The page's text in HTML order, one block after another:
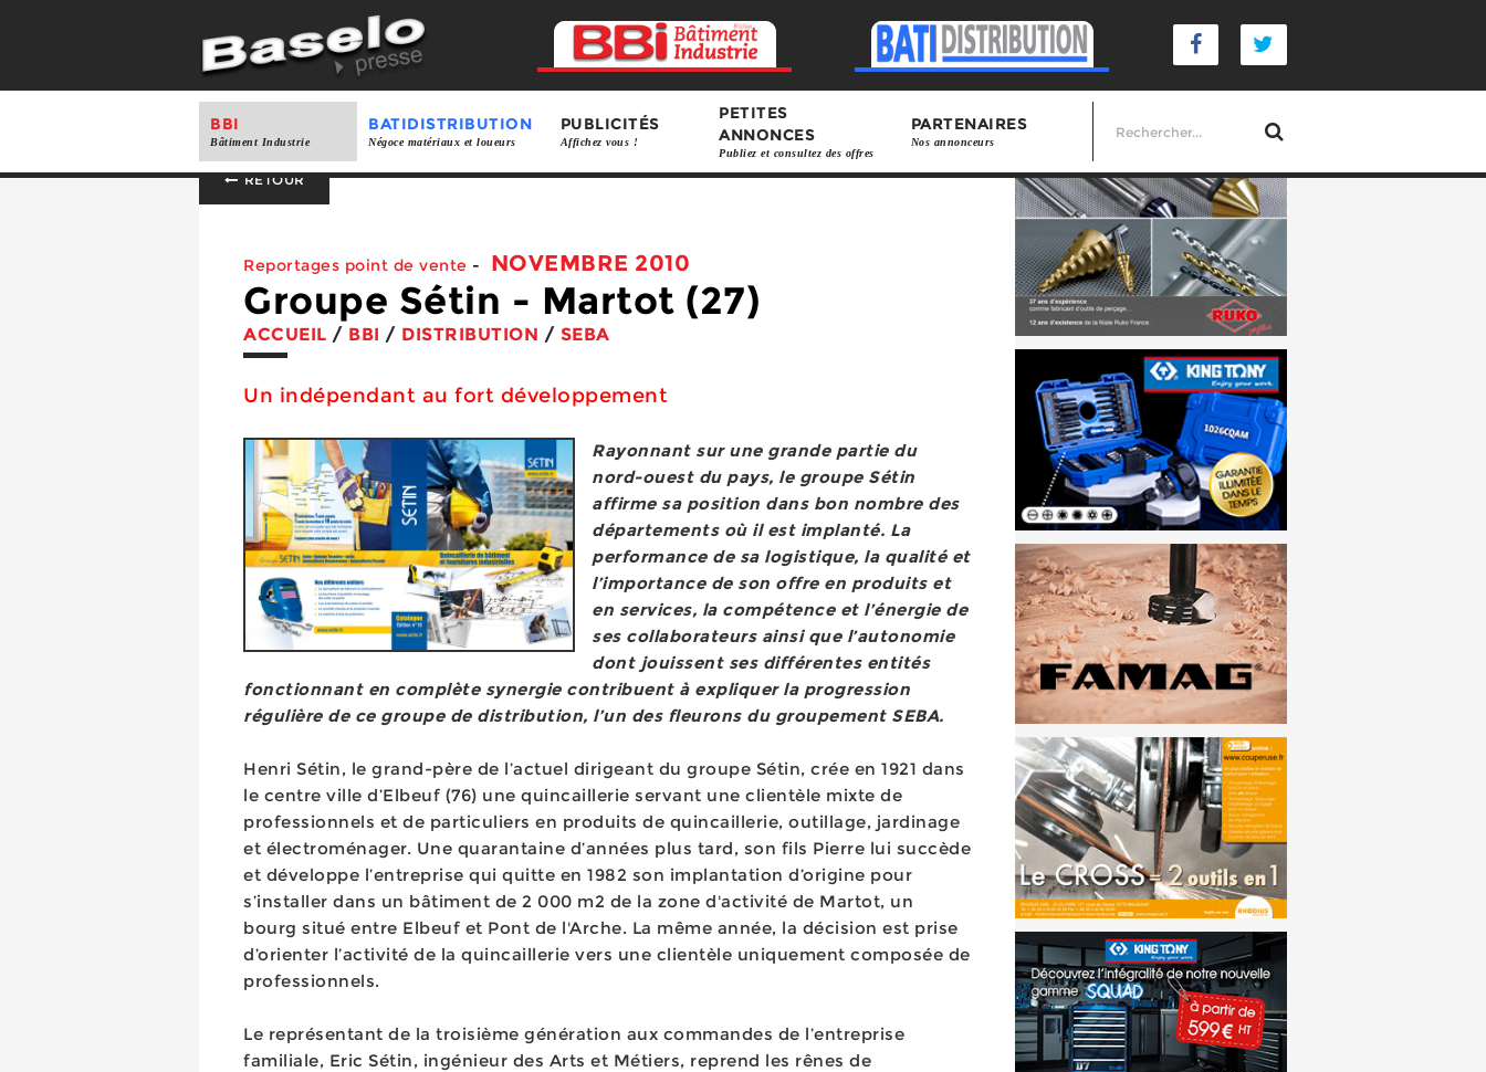
BBI
Bâtiment Industrie
BATIDISTRIBUTION
Négoce matériaux et loueurs
PUBLICITÉS
Affichez vous !
PETITES
ANNONCES
Publiez et consultez des offres
PARTENAIRES
Nos annonceurs
RETOUR
Reportages point de vente - NOVEMBRE 2010
Groupe Sétin - Martot (27)
ACCUEIL / BBI / DISTRIBUTION / SEBA
Un indépendant au fort développement
Rayonnant sur une grande partie du
nord-ouest du pays, le groupe Sétin
affirme sa position dans bon nombre des
départements où il est implanté. La
performance de sa logistique, la qualité et
l’importance de son offre en produits et
en services, la compétence et l’énergie de
ses collaborateurs ainsi que l’autonomie
dont jouissent ses différentes entités
fonctionnant en complète synergie contribuent à expliquer la progression
régulière de ce groupe de distribution, l’un des fleurons du groupement SEBA.
Henri Sétin, le grand-père de l’actuel dirigeant du groupe Sétin, crée en 1921 dans
le centre ville d’Elbeuf (76) une quincaillerie servant une clientèle mixte de
professionnels et de particuliers en produits de quincaillerie, outillage, jardinage
et électroménager. Une quarantaine d’années plus tard, son fils Pierre lui succède
et développe l’entreprise qui quitte en 1982 son implantation d’origine pour
s’installer dans un bâtiment de 2 000 m2 de la zone d'activité de Martot, un
bourg situé entre Elbeuf et Pont de l'Arche. La même année, la décision est prise
d’orienter l’activité de la quincaillerie vers une clientèle uniquement composée de
professionnels.
Le représentant de la troisième génération aux commandes de l’entreprise
familiale, Eric Sétin, ingénieur des Arts et Métiers, reprend les rênes de